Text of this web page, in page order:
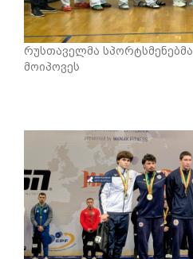
რუსთაველმა
მოიპოვეს